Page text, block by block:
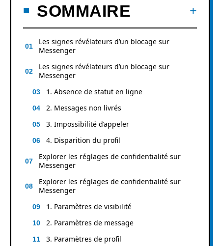
SOMMAIRE
Les signes révélateurs d’un blocage sur
Messenger
Les signes révélateurs d’un blocage sur
Messenger
1. Absence de statut en ligne
2. Messages non livrés
3. Impossibilité d’appeler
4. Disparition du profil
Explorer les réglages de confidentialité sur
Messenger
Explorer les réglages de confidentialité sur
Messenger
1. Paramètres de visibilité
2. Paramètres de message
3. Paramètres de profil